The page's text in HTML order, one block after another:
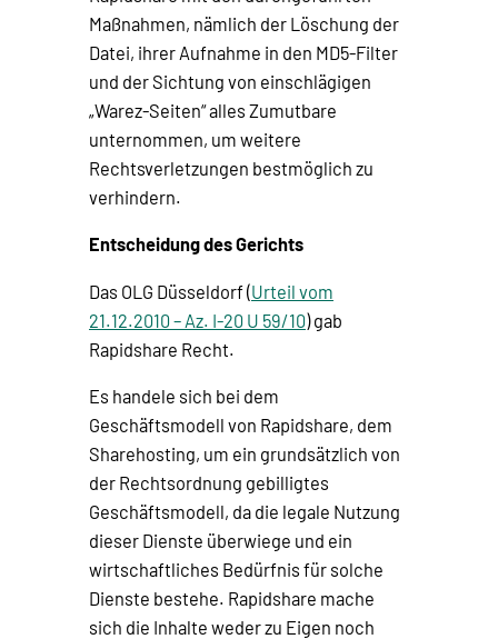
Maßnahmen, nämlich der Löschung der
Datei, ihrer Aufnahme in den MD5-Filter
und der Sichtung von einschlägigen
„Warez-Seiten“ alles Zumutbare
unternommen, um weitere
Rechtsverletzungen bestmöglich zu
verhindern.
Entscheidung des Gerichts
Das OLG Düsseldorf (Urteil vom
21.12.2010 – Az. I-20 U 59/10) gab
Rapidshare Recht.
Es handele sich bei dem
Geschäftsmodell von Rapidshare, dem
Sharehosting, um ein grundsätzlich von
der Rechtsordnung gebilligtes
Geschäftsmodell, da die legale Nutzung
dieser Dienste überwiege und ein
wirtschaftliches Bedürfnis für solche
Dienste bestehe. Rapidshare mache
sich die Inhalte weder zu Eigen noch